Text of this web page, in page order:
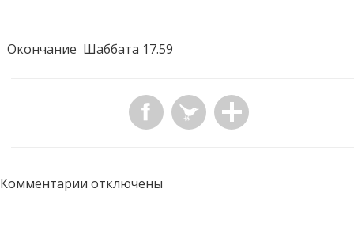
Окончание Шаббата 17.59
Комментарии отключены